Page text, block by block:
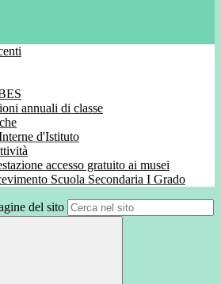
annuali di classe
d'Istituto
accesso gratuito ai musei
Scuola Secondaria I Grado
del sito